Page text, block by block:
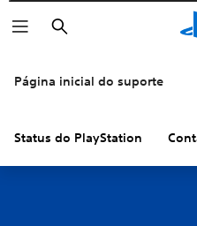
Pesquisar
Página inicial do suporte
Status do PlayStation